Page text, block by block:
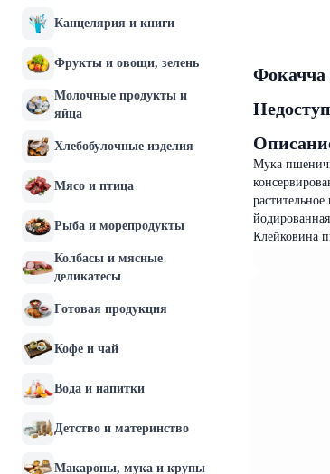
Канцелярия и книги
Фрукты и овощи, зелень
Молочные продукты и
яйца
Хлебобулочные изделия
Мясо и птица
Рыба и морепродукты
Колбасы и мясные
деликатесы
Готовая продукция
Кофе и чай
Вода и напитки
Детство и материнство
Макароны, мука и крупы
Фокачча
Мука
Клейковина